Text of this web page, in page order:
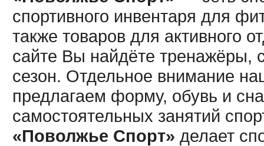
спортивного инвентаря для
также товаров для активного
сайте Вы найдёте тренажёры,
сезон. Отдельное внимание
предлагаем форму, обувь и
самостоятельных занятий
«Поволжье Спорт» делает